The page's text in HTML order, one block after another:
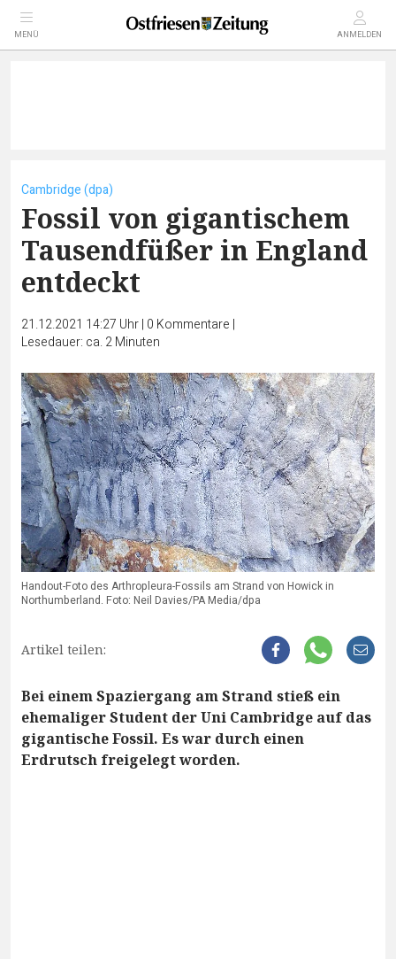
MENÜ ANMELDEN
Cambridge (dpa)
Fossil von gigantischem
Tausendfüßer in England
entdeckt
21.12.2021 14:27 Uhr| 0 Kommentare |
Lesedauer: ca. 2 Minuten
Handout-Foto des Arthropleura-Fossils am Strand von Howick in
Northumberland. Foto: Neil Davies/PA Media/dpa
Artikel teilen:
Bei einem Spaziergang am Strand stieß ein
ehemaliger Student der Uni Cambridge auf das
gigantische Fossil. Es war durch einen
Erdrutsch freigelegt worden.